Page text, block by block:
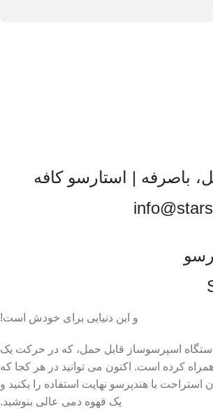
باصرفه | استارسو کافه
و این دنیایی برای خودش است!
اسپرسوساز قابل حمل، که در حرکت یک
کرده است. اکنون می توانید در هر کجا که
استراحت با هندپرسو نهایت استفاده را بکنید و
یک قهوه دمی عالی بنوشید.